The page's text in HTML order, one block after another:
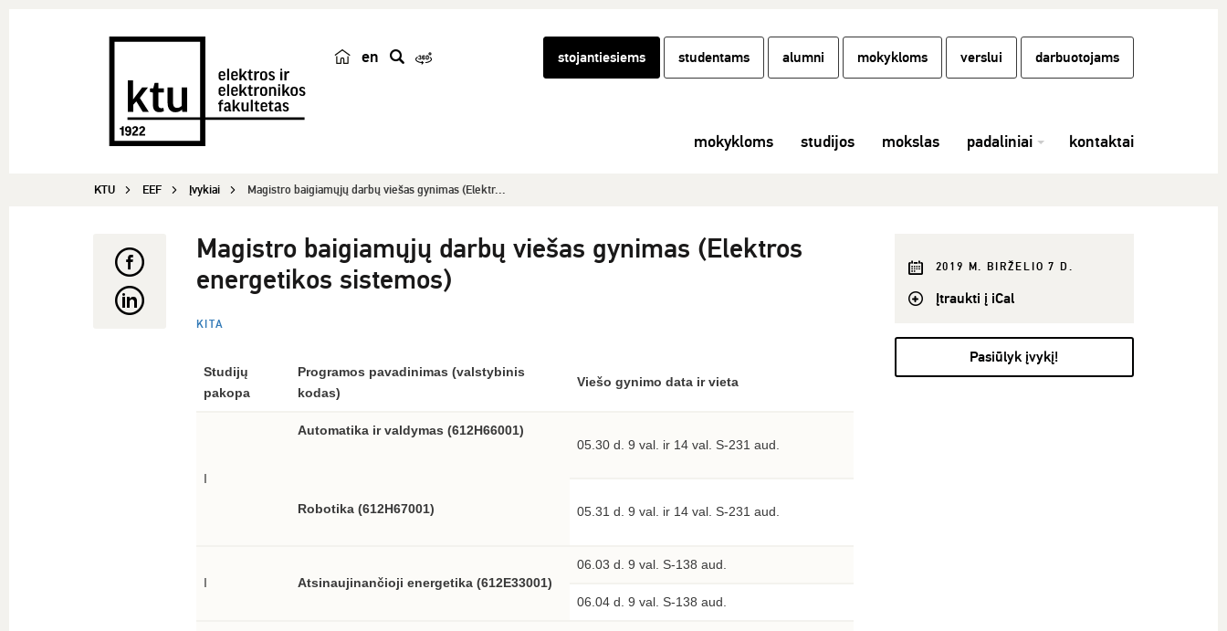
en
k
stojantiesiems studentams alumni mokykloms verslui darbuotojams
mokykloms studijos mokslas padaliniai kontaktai
KTU EEF Įvykiai Magistro baigiamųjų darbų viešas gynimas (Elektr...
Magistro baigiamųjų darbų viešas gynimas (Elektros
energetikos sistemos)
KITA
Studijų
pakopa
Programos pavadinimas (valstybinis
kodas)
Viešo gynimo data ir vieta
I
Automatika ir valdymas (612H66001)
Robotika (612H67001)
05.30 d. 9 val. ir 14 val. S-231 aud.
05.31 d. 9 val. ir 14 val. S-231 aud.
I Atsinaujinančioji energetika (612E33001)
06.03 d. 9 val. S-138 aud.
06.04 d. 9 val. S-138 aud.
2019 M. BIRŽELIO 7 D.
Įtraukti į iCal
Pasiūlyk įvykį!